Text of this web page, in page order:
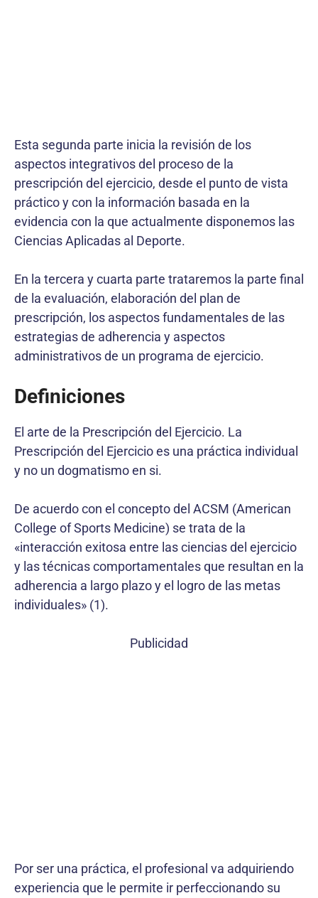
Esta segunda parte inicia la revisión de los
aspectos integrativos del proceso de la
prescripción del ejercicio, desde el punto de vista
práctico y con la información basada en la
evidencia con la que actualmente disponemos las
Ciencias Aplicadas al Deporte.
En la tercera y cuarta parte trataremos la parte final
de la evaluación, elaboración del plan de
prescripción, los aspectos fundamentales de las
estrategias de adherencia y aspectos
administrativos de un programa de ejercicio.
Definiciones
El arte de la Prescripción del Ejercicio. La
Prescripción del Ejercicio es una práctica individual
y no un dogmatismo en si.
De acuerdo con el concepto del ACSM (American
College of Sports Medicine) se trata de la
«interacción exitosa entre las ciencias del ejercicio
y las técnicas comportamentales que resultan en la
adherencia a largo plazo y el logro de las metas
individuales» (1).
Publicidad
Por ser una práctica, el profesional va adquiriendo
experiencia que le permite ir perfeccionando su